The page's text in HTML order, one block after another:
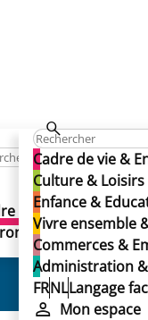
Cadre de vie &
Culture & Loisirs
Enfance &
Vivre ensemble
Commerces &
Administration
FRNLLangage
Mon espace
de vie &
à l'intelligence